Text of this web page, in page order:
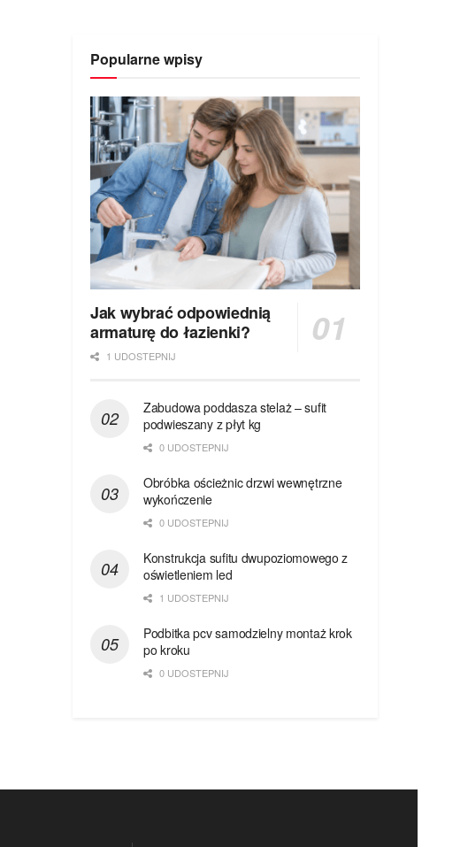
Popularne wpisy
Jak wybrać odpowiednią
armaturę do łazienki?
1 UDOSTEPNIJ
Zabudowa poddasza stelaż – sufit
podwieszany z płyt kg
0 UDOSTEPNIJ
Obróbka ościeżnic drzwi wewnętrzne
wykończenie
0 UDOSTEPNIJ
Konstrukcja sufitu dwupoziomowego z
oświetleniem led
1 UDOSTEPNIJ
Podbitka pcv samodzielny montaż krok
po kroku
0 UDOSTEPNIJ